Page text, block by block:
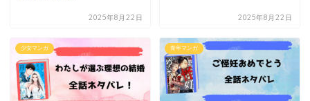
2025年8月22日 2025年8月22日
少女マンガ 青年マンガ